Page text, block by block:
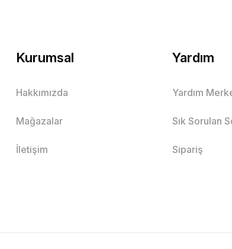
Kurumsal
Hakkımızda
Mağazalar
İletişim
Yardım
Yardım
Sık Sorulan
Sipariş